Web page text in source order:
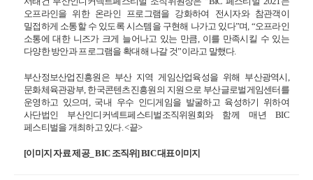
오프라인을 위한 온라인 프로그램을 강화하여 전시자와 참관객이
밀접하게 소통할 수 있도록 시스템을 구현해 나가고 있다”며, “오프라인
소통에 대한 니즈가 크게 늘어나고 있는 만큼, 이를 만족시킬 수 있는
다양한 방안과 프로그램을 확대해 나갈 것”이라고 말했다.
부산정보산업진흥원은 부산 지역 게임산업육성을 위해 부산광역시,
문화체육관광부, 한국콘텐츠진흥원의 지원으로 부산글로벌게임센터를
운영하고 있으며, 국내 우수 인디게임을 발굴하고 육성하기 위하여
사단법인 부산인디커넥트페스티벌조직위원회와 함께 매년 BIC
페스티벌을 개최하고 있다. <끝>
[이미지 자료 제공_ BIC 조직위] BIC 대표이미지